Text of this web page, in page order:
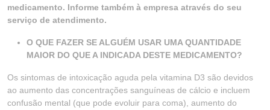
medicamento. Informe também à empresa através do seu
serviço de atendimento.
O QUE FAZER SE ALGUÉM USAR UMA QUANTIDADE
MAIOR DO QUE A INDICADA DESTE MEDICAMENTO?
Os sintomas de intoxicação aguda pela vitamina D3 são devidos
ao aumento das concentrações sanguíneas de cálcio e incluem
confusão mental (que pode evoluir para coma), aumento do